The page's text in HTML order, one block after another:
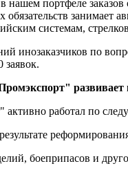
нашем портфеле
занимает
системам,
инозаказчиков по
заявок.
развивает
работал по
боеприпасов и